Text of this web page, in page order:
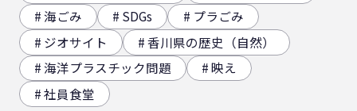
海ごみ
SDGs
プラごみ
ジオサイト
香川県の歴史（自然）
海洋プラスチック問題
映え
社員食堂